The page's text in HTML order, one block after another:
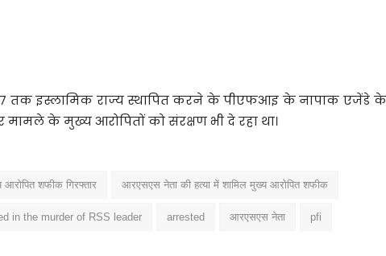
तक इस्लामिक राज्य स्थापित करने के पीएफआइ के नापाक एजेंडे
मामले के मुख्य आरोपितों को संरक्षण भी दे रहा था।
शफीक गिरफ्तार आरएसएस नेता की हत्या में शामिल मुख्य आरोपित शफीक
in the murder of RSS leader arrested आरएसएस नेता pfi